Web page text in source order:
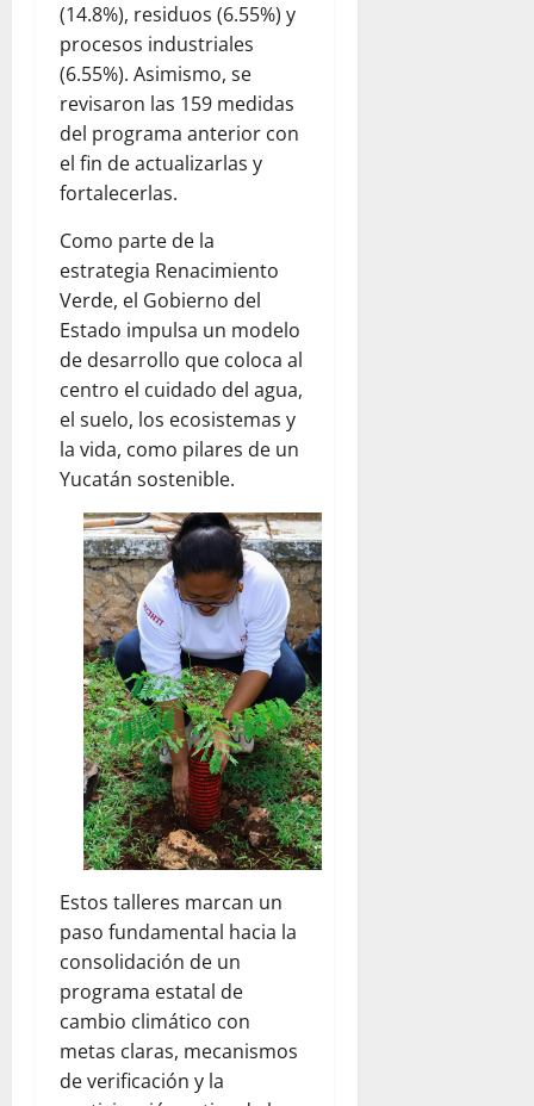
(14.8%), residuos (6.55%) y
procesos industriales
(6.55%). Asimismo, se
revisaron las 159 medidas
del programa anterior con
el fin de actualizarlas y
fortalecerlas.
Como parte de la
estrategia Renacimiento
Verde, el Gobierno del
Estado impulsa un modelo
de desarrollo que coloca al
centro el cuidado del agua,
el suelo, los ecosistemas y
la vida, como pilares de un
Yucatán sostenible.
Estos talleres marcan un
paso fundamental hacia la
consolidación de un
programa estatal de
cambio climático con
metas claras, mecanismos
de verificación y la